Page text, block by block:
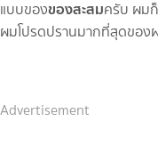
แบบของของสะสมครับ ผม
ผมโปรดปรานมากที่สุดขอ
Advertisement